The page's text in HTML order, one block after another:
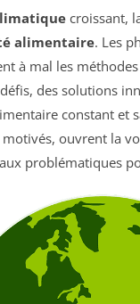
croissant,
alimentaire. Les
à mal les
des solutions
constant et
ouvrent la
problématiques